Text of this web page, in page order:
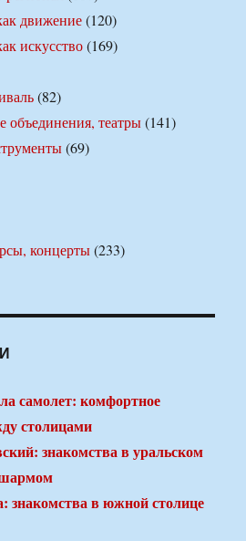
движение(120)
искусство(169)
(82)
объединения, театры(141)
(69)
концерты(233)
самолет: комфортное
столицами
знакомства в уральском
знакомства в южной столице